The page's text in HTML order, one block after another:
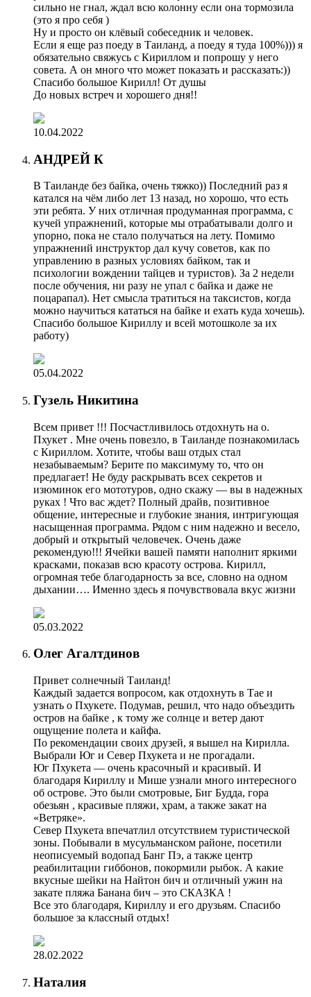
сильно не гнал, ждал всю колонну если она тормозила
(это я про себя )
Ну и просто он клёвый собеседник и человек.
Если я еще раз поеду в Таиланд, а поеду я туда 100%))) я
обязательно свяжусь с Кириллом и попрошу у него
совета. А он много что может показать и рассказать:))
Спасибо большое Кирилл! От душы
До новых встреч и хорошего дня!!
10.04.2022
АНДРЕЙ К
В Таиланде без байка, очень тяжко)) Последний раз я
катался на чём либо лет 13 назад, но хорошо, что есть
эти ребята. У них отличная продуманная программа, с
кучей упражнений, которые мы отрабатывали долго и
упорно, пока не стало получаться на лету. Помимо
упражнений инструктор дал кучу советов, как по
управлению в разных условиях байком, так и
психологии вождении тайцев и туристов). За 2 недели
после обучения, ни разу не упал с байка и даже не
поцарапал). Нет смысла тратиться на таксистов, когда
можно научиться кататься на байке и ехать куда хочешь).
Спасибо большое Кириллу и всей мотошколе за их
работу)
05.04.2022
Гузель Никитина
Всем привет !!! Посчастливилось отдохнуть на о.
Пхукет . Мне очень повезло, в Таиланде познакомилась
с Кириллом. Хотите, чтобы ваш отдых стал
незабываемым? Берите по максимуму то, что он
предлагает! Не буду раскрывать всех секретов и
изюминок его мототуров, одно скажу — вы в надежных
руках ! Что вас ждет? Полный драйв, позитивное
общение, интересные и глубокие знания, интригующая
насыщенная программа. Рядом с ним надежно и весело,
добрый и открытый человечек. Очень даже
рекомендую!!! Ячейки вашей памяти наполнит яркими
красками, показав всю красоту острова. Кирилл,
огромная тебе благодарность за все, словно на одном
дыхании…. Именно здесь я почувствовала вкус жизни
05.03.2022
Олег Агалтдинов
Привет солнечный Таиланд!
Каждый задается вопросом, как отдохнуть в Тае и
узнать о Пхукете. Подумав, решил, что надо объездить
остров на байке , к тому же солнце и ветер дают
ощущение полета и кайфа.
По рекомендации своих друзей, я вышел на Кирилла.
Выбрали Юг и Север Пхукета и не прогадали.
Юг Пхукета — очень красочный и красивый. И
благодаря Кириллу и Мише узнали много интересного
об острове. Это были смотровые, Биг Будда, гора
обезьян , красивые пляжи, храм, а также закат на
«Ветряке».
Север Пхукета впечатлил отсутствием туристической
зоны. Побывали в мусульманском районе, посетили
неописуемый водопад Банг Пэ, а также центр
реабилитации гиббонов, покормили рыбок. А какие
вкусные шейки на Найтон бич и отличный ужин на
закате пляжа Банана бич – это СКАЗКА !
Все это благодаря, Кириллу и его друзьям. Спасибо
большое за классный отдых!
28.02.2022
Наталия